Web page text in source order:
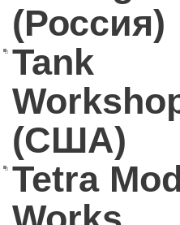
(Россия)
Tank
(США)
Tetra